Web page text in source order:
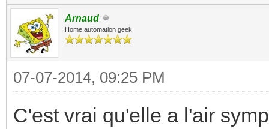
Arnaud
Home automation geek
07-07-2014, 09:25 PM
C'est vrai qu'elle a l'air